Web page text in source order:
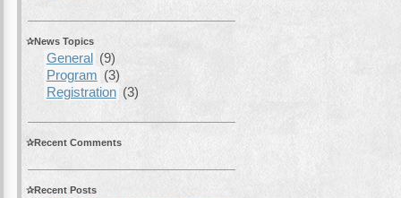
News Topics
General (9)
Program (3)
Registration (3)
Recent Comments
Recent Posts